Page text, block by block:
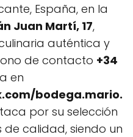
España, en la
Juan Martí, 17,
auténtica y
de contacto +34
en
bodega.mario.
por su selección
calidad, siendo un